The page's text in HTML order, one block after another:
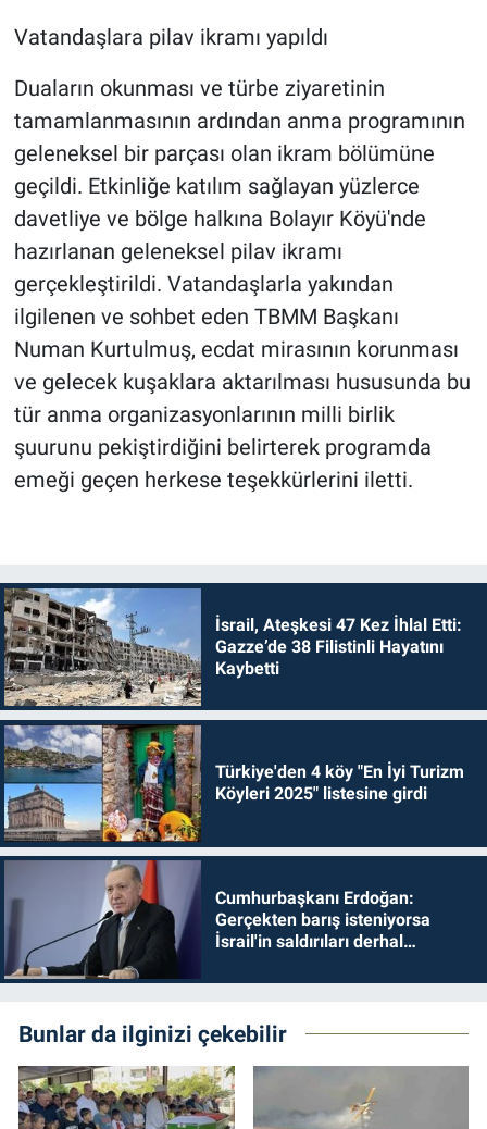
Vatandaşlara pilav ikramı yapıldı
Duaların okunması ve türbe ziyaretinin
tamamlanmasının ardından anma programının
geleneksel bir parçası olan ikram bölümüne
geçildi. Etkinliğe katılım sağlayan yüzlerce
davetliye ve bölge halkına Bolayır Köyü'nde
hazırlanan geleneksel pilav ikramı
gerçekleştirildi. Vatandaşlarla yakından
ilgilenen ve sohbet eden TBMM Başkanı
Numan Kurtulmuş, ecdat mirasının korunması
ve gelecek kuşaklara aktarılması hususunda bu
tür anma organizasyonlarının milli birlik
şuurunu pekiştirdiğini belirterek programda
emeği geçen herkese teşekkürlerini iletti.
İsrail, Ateşkesi 47 Kez İhlal Etti:
Gazze’de 38 Filistinli Hayatını
Kaybetti
Türkiye'den 4 köy "En İyi Turizm
Köyleri 2025" listesine girdi
Cumhurbaşkanı Erdoğan:
Gerçekten barış isteniyorsa
İsrail'in saldırıları derhal
Bunlar da ilginizi çekebilir